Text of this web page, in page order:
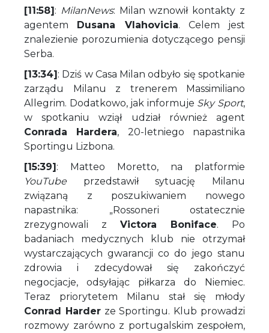
[11:58]: MilanNews: Milan wznowił kontakty z
agentem Dusana Vlahovicia. Celem jest
znalezienie porozumienia dotyczącego pensji
Serba.
[13:34]: Dziś w Casa Milan odbyło się spotkanie
zarządu Milanu z trenerem Massimiliano
Allegrim. Dodatkowo, jak informuje Sky Sport,
w spotkaniu wziął udział również agent
Conrada Hardera, 20-letniego napastnika
Sportingu Lizbona.
[15:39]: Matteo Moretto, na platformie
YouTube przedstawił sytuację Milanu
związaną z poszukiwaniem nowego
napastnika: „Rossoneri ostatecznie
zrezygnowali z Victora Boniface. Po
badaniach medycznych klub nie otrzymał
wystarczających gwarancji co do jego stanu
zdrowia i zdecydował się zakończyć
negocjacje, odsyłając piłkarza do Niemiec.
Teraz priorytetem Milanu stał się młody
Conrad Harderze Sportingu. Klub prowadzi
rozmowy zarówno z portugalskim zespołem,